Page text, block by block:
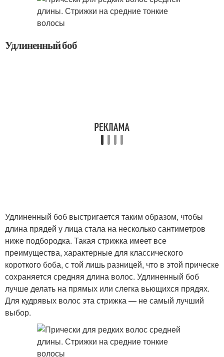
Удлиненный боб
Удлиненный боб выстригается таким образом, чтобы
длина прядей у лица стала на несколько сантиметров
ниже подбородка. Такая стрижка имеет все
преимущества, характерные для классического
короткого боба, с той лишь разницей, что в этой прическе
сохраняется средняя длина волос. Удлиненный боб
лучше делать на прямых или слегка вьющихся прядях.
Для кудрявых волос эта стрижка — не самый лучший
выбор.